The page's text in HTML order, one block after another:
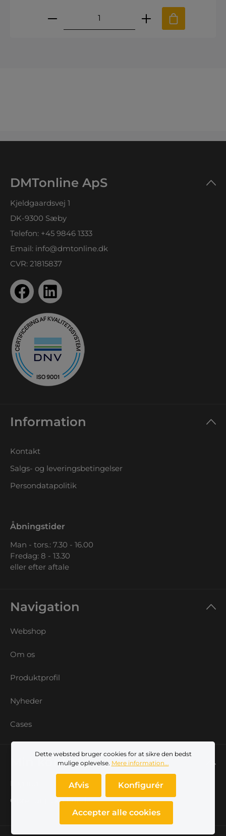
Produktmængde: Indtast den
DMTonline ApS
Kjeldgaardsvej 1
DK-9300 Sæby
Telefon: +45 9846 1333
Email: info@dmtonline.dk
CVR: 21815837
Information
Kontakt
Salgs- og leveringsbetingelser
Persondatapolitik
Åbningstider
Man - tors.: 7.30 - 16.00
Fredag: 8 - 13.30
eller efter aftale
Navigation
Webshop
Om os
Produktprofil
Nyheder
Cases
Min konto
Log ind
Opret dig som kunde
Dette websted bruger cookies for at sikre den bedst
mulige oplevelse. Mere information...
Afvis Konfigurér
Accepter alle cookies